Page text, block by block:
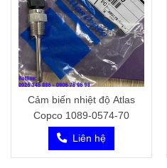
Cảm biến nhiệt độ Atlas
Copco 1089-0574-70
Liên hệ